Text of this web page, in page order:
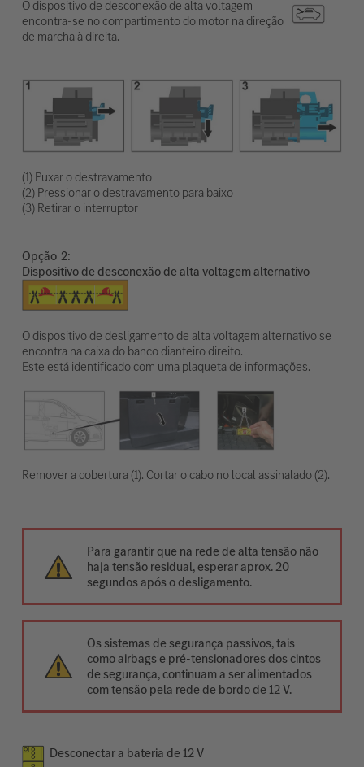
O dispositivo de desconexão de alta voltagem
encontra-se no compartimento do motor na direção
de marcha à direita.
(1) Puxar o destravamento
(2) Pressionar o destravamento para baixo
(3) Retirar o interruptor
Opção
Dispositivo de desconexão de alta voltagem alternativo
O dispositivo de desligamento de alta voltagem alternativo se
encontra na caixa do banco dianteiro direito.
Este está identificado com uma plaqueta de informações.
Remover a cobertura (1). Cortar o cabo no local assinalado (2).
Para garantir que na rede de alta tensão não
haja tensão residual, esperar aprox. 20
segundos após o desligamento.
Os sistemas de segurança passivos, tais
como airbags e pré-tensionadores dos cintos
de segurança, continuam a ser alimentados
com tensão pela rede de bordo de 12 V.
Desconectar a bateria de 12 V